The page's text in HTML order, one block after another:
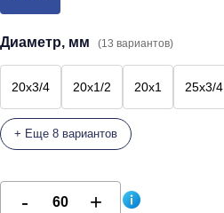
Диаметр, мм (13 вариантов)
20х3/4 20х1/2 20х1 25х3/4
+ Еще 8 вариантов